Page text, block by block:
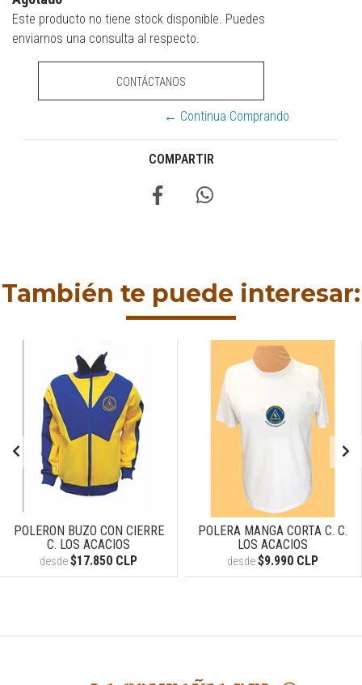
Este producto no tiene stock disponible. Puedes
enviarnos una consulta al respecto.
CONTÁCTANOS
← Continua Comprando
COMPARTIR
También te puede interesar:
POLERON BUZO CON CIERRE
C. LOS ACACIOS
desde$17.850 CLP
POLERA MANGA CORTA C. C.
LOS ACACIOS
desde$9.990 CLP